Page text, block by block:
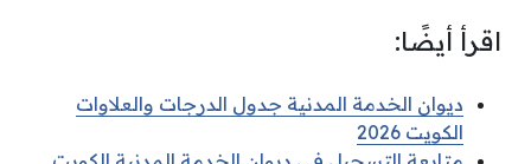
اقرأ أيضًا:
ديوان الخدمة المدنية جدول الدرجات والعلاوات
الكويت 2026